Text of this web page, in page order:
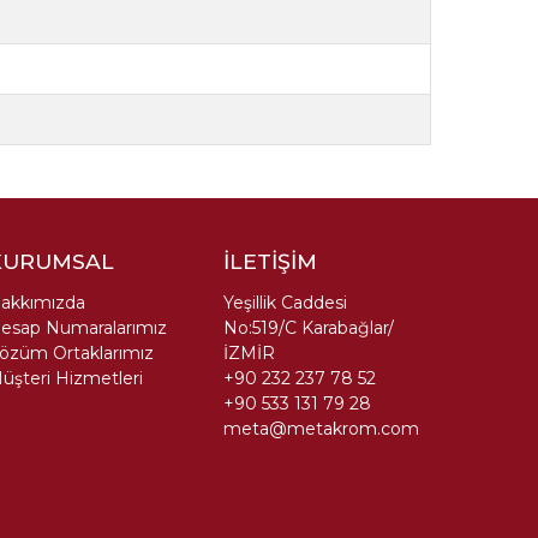
Numaralarımız
Ortaklarımız
Hizmetleri
İLETİŞİM
Yeşillik Caddesi
No:519/C Karabağlar/
İZMİR
+90 232 237 78 52
+90 533 131 79 28
meta@metakrom.com